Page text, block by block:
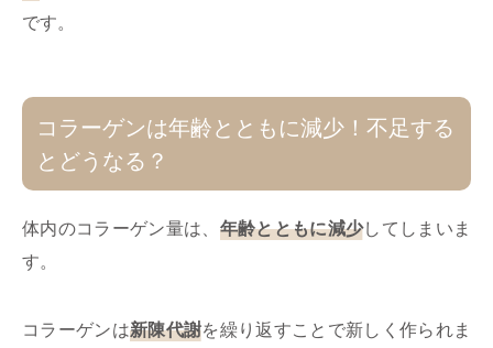
です。
コラーゲンは年齢とともに減少！不足する
とどうなる？
体内のコラーゲン量は、 年齢とともに減少してしまいま
す。
コラーゲンは新陳代謝を繰り返すことで新しく作られま